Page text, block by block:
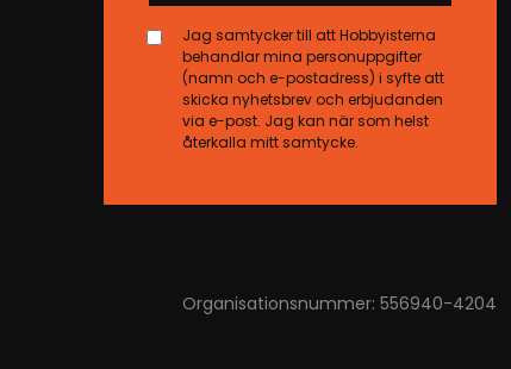
Jag samtycker till att Hobbyisterna
behandlar mina personuppgifter
(namn och e-postadress) i syfte att
skicka nyhetsbrev och erbjudanden
via e-post. Jag kan när som helst
återkalla mitt samtycke.
Organisationsnummer: 556940-4204